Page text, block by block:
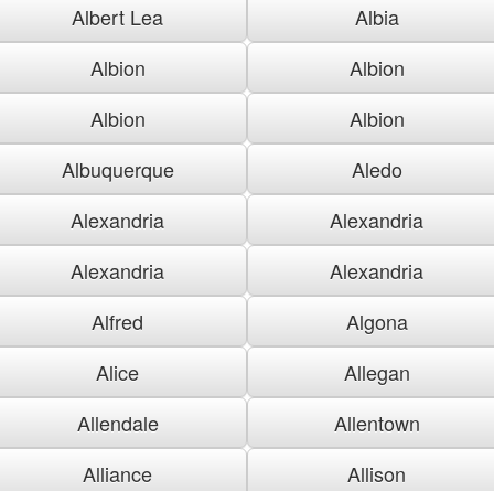
Albert Lea
Albia
Albion
Albion
Albion
Albion
Albuquerque
Aledo
Alexandria
Alexandria
Alexandria
Alexandria
Alfred
Algona
Alice
Allegan
Allendale
Allentown
Alliance
Allison